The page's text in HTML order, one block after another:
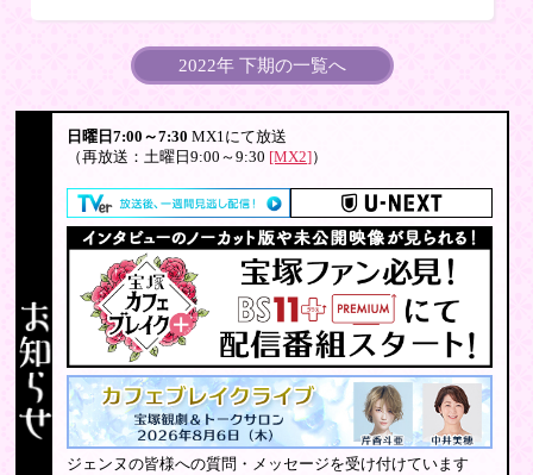
2022年 下期の一覧へ
日曜日7:00～7:30 MX1にて放送
（再放送：土曜日9:00～9:30 [MX2] ）
ジェンヌの皆様への質問・メッセージを受け付けています